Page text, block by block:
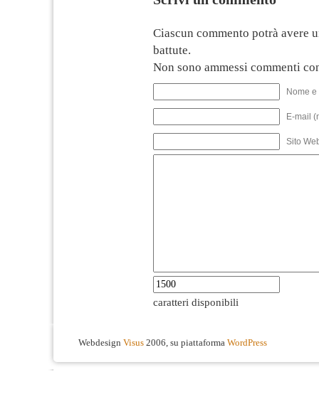
Ciascun commento potrà avere
battute.
Non sono ammessi commenti
Nome
E-mail
Sito
caratteri disponibili
Webdesign Visus 2006, su piattaforma WordPress